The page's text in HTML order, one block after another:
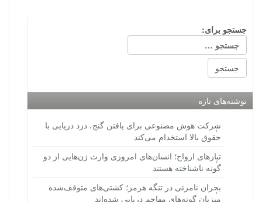
جستجو برای:
نوشته‌های تازه
شرکت هوش مصنوعی برای یافتن گنج، دزد دریایی با
حقوق بالا استخدام می‌کند
تبارهای ارواح؛ انسان‌های امروزی وارث ژن‌هایی از دو
گونه ناشناخته هستند
بحران نامرئی در تنگه هرمز؛ کشتی‌های متوقف‌شده
میزبان گونه‌های مهاجم دریایی شده‌اند